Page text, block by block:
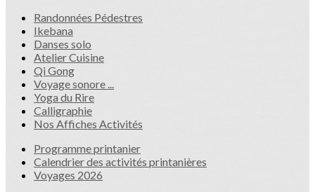
Randonnées Pédestres
Ikebana
Danses solo
Atelier Cuisine
Qi Gong
Voyage sonore ...
Yoga du Rire
Calligraphie
Nos Affiches Activités
Programme printanier
Calendrier des activités printanières
Voyages 2026